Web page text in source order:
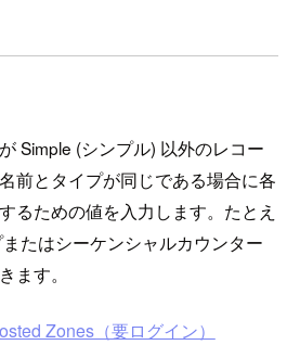
Simple (シンプル) 以外のレコー
前とタイプが同じである場合に各
るための値を入力します。たとえ
たはシーケンシャルカウンター
ます。
Zones（要ログイン）